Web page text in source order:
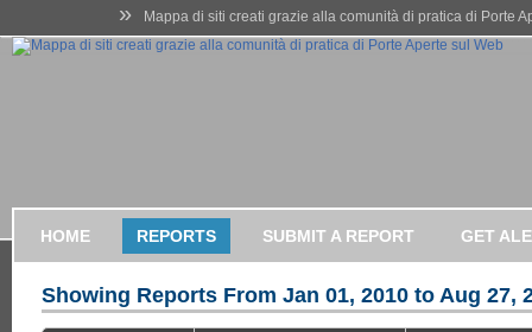
» Mappa di siti creati grazie alla comunità di pratica di Porte
HOME REPORTS SUBMIT A REPORT GET
Showing Reports From Jan 01, 2010 to Aug 27,